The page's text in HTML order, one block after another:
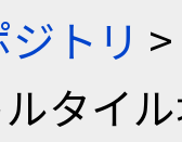
トリ >
タイ